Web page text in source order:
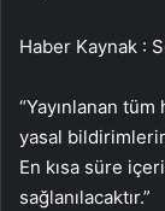
Haber Kaynak :
“Yayınlanan
yasal
En kısa süre
sağlanılacaktır.”